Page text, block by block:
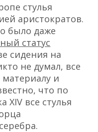
стулья
аристократов.
было даже
статус
сидения на
не думал, все
материалу и
что по
все стулья